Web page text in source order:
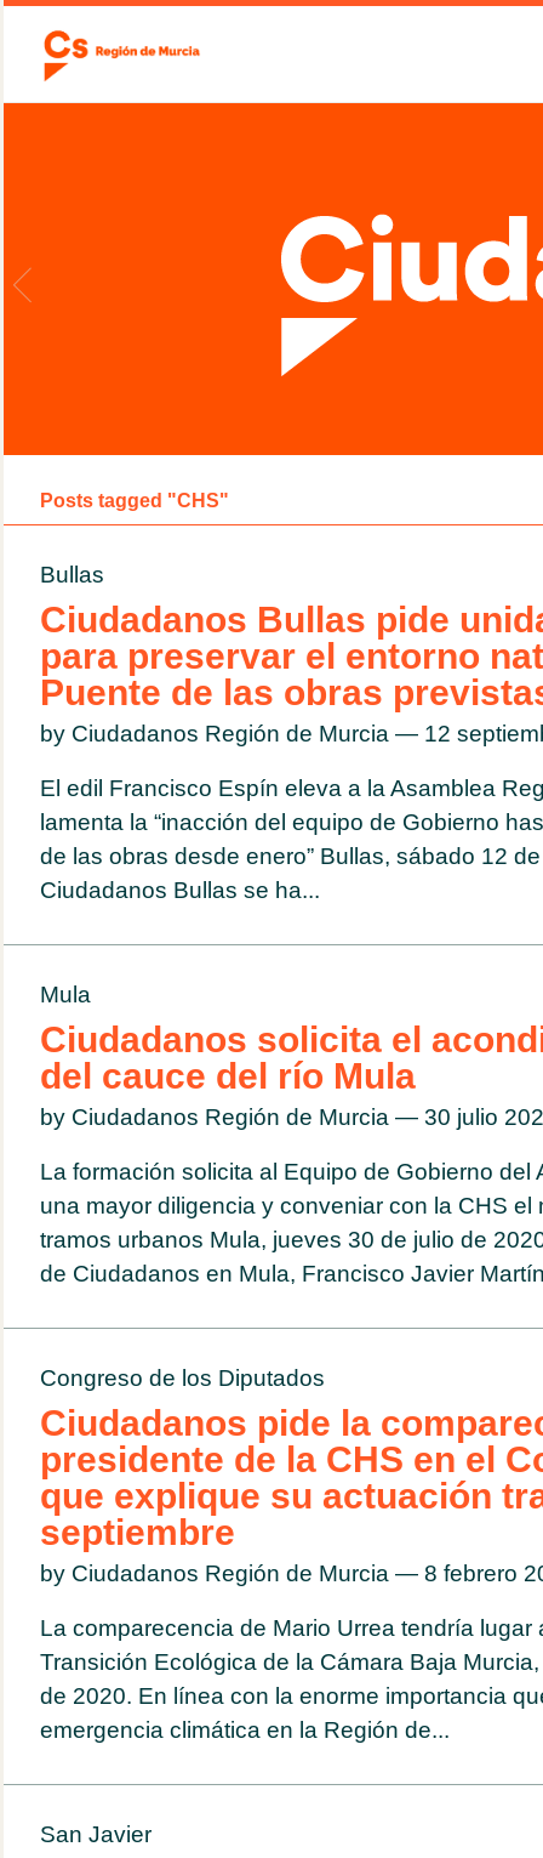
Posts tagged "CHS"
Bullas
Ciudadanos Bullas pide
para preservar el entorno
Puente de las obras
by Ciudadanos Región de Murcia — 12
El edil Francisco Espín eleva a la Asamblea
lamenta la “inacción del equipo de Gobierno
de las obras desde enero” Bullas, sábado 12
Ciudadanos Bullas se ha...
Mula
Ciudadanos solicita el
del cauce del río Mula
by Ciudadanos Región de Murcia — 30 julio
La formación solicita al Equipo de Gobierno del
una mayor diligencia y conveniar con la CHS el
tramos urbanos Mula, jueves 30 de julio de
de Ciudadanos en Mula, Francisco Javier
Congreso de los Diputados
Ciudadanos pide la
presidente de la CHS en el
que explique su actuación
septiembre
by Ciudadanos Región de Murcia — 8 febrero
La comparecencia de Mario Urrea tendría lugar
Transición Ecológica de la Cámara Baja
de 2020. En línea con la enorme importancia
emergencia climática en la Región de...
San Javier